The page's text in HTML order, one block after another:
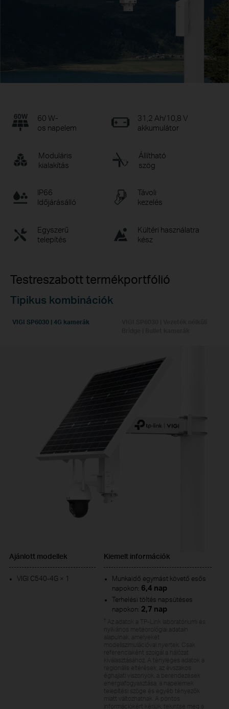
60 W-
os napelem
31,2 Ah/10,8 V
akkumulátor
Moduláris
kialakítás
Állítható
szög
IP66
Időjárásálló
Távoli
kezelés
Egyszerű
telepítés
Kültéri használatra
kész
Testreszabott termékportfólió
Tipikus kombinációk
VIGI SP6030 | 4G kamerák
Ajánlott modellek
VIGI C540-4G × 1
Kiemelt információk
Munkaidő egymást követő esős
napokon: 6,4 nap
Terhelési töltés napsütéses
napokon: 2,7 nap
† Az adatok a TP-Link laboratóriumi és
nyilvános meteorológiai adatain
alapulnak, amelyeket
modellszimulációval nyertek. Csak
referenciaként szolgál a hálózat
kiválasztásához. A tényleges adatok a
regionális eltérések, az évszakos
éghajlati viszonyok, a berendezések
energiafogyasztása, a napelemek
telepítési szöge és egyéb tényezők
miatt változhatnak. A pontos
információkért kérjük, tekintse meg a